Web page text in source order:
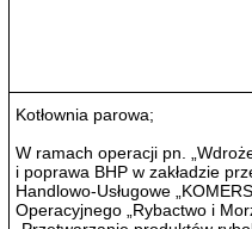
Kotłownia parowa;
W ramach operacji pn.
i poprawa BHP w zakładzie
Handlowo-Usługowe
Operacyjnego „Rybactwo i